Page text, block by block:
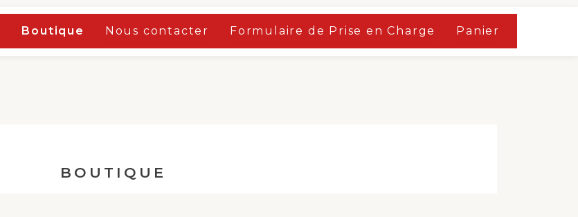
Boutique Nous contacter Formulaire de Prise en Charge Panier
BOUTIQUE